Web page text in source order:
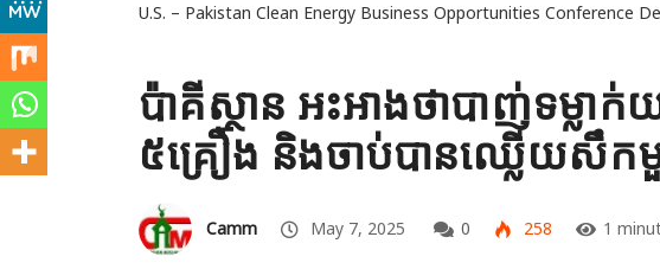
U.S. – Pakistan Clean Energy Business Opportunities Conference
ប៉ាគីស្ថាន អះអាងថាបាញ់ទម្លា
៥គ្រឿង និងចាប់បានឈ្លើយសឹ
Camm May 7, 2025 0 258 1